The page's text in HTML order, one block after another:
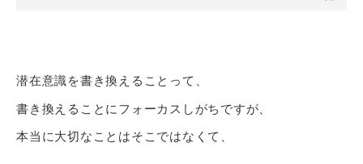
潜在意識を書き換えることって、
書き換えることにフォーカスしがちですが、
本当に大切なことはそこではなくて、